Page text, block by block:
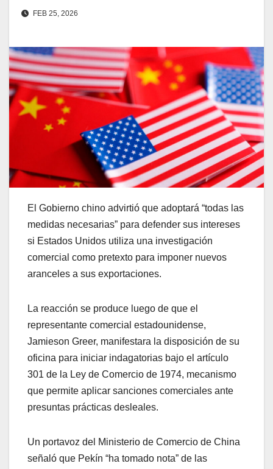
FEB 25, 2026
El Gobierno chino advirtió que adoptará “todas las
medidas necesarias” para defender sus intereses
si Estados Unidos utiliza una investigación
comercial como pretexto para imponer nuevos
aranceles a sus exportaciones.
La reacción se produce luego de que el
representante comercial estadounidense,
Jamieson Greer, manifestara la disposición de su
oficina para iniciar indagatorias bajo el artículo
301 de la Ley de Comercio de 1974, mecanismo
que permite aplicar sanciones comerciales ante
presuntas prácticas desleales.
Un portavoz del Ministerio de Comercio de China
señaló que Pekín “ha tomado nota” de las